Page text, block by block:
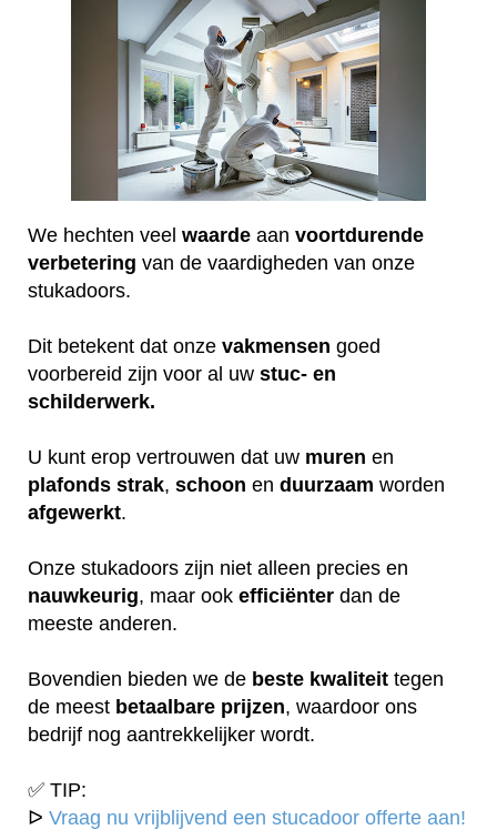
We hechten veel waarde aan voortdurende
verbetering van de vaardigheden van onze
stukadoors.
Dit betekent dat onze vakmensen goed
voorbereid zijn voor al uw stuc- en
schilderwerk.
U kunt erop vertrouwen dat uw muren en
plafonds strak, schoon en duurzaam worden
afgewerkt.
Onze stukadoors zijn niet alleen precies en
nauwkeurig, maar ook efficiënter dan de
meeste anderen.
Bovendien bieden we de beste kwaliteit tegen
de meest betaalbare prijzen, waardoor ons
bedrijf nog aantrekkelijker wordt.
✅ TIP:
ᐅ Vraag nu vrijblijvend een stucadoor offerte aan!